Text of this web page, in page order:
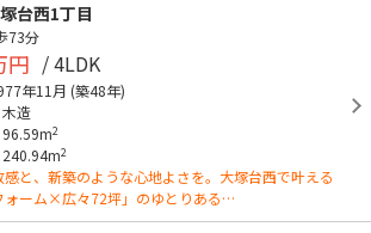
台西1丁目
73分
円 / 4LDK
年11月 (築48年)
木造
96.59m2
240.94m2
と、新築のような心地よさを。大塚台西で叶える
ォーム×広々72坪」のゆとりある…